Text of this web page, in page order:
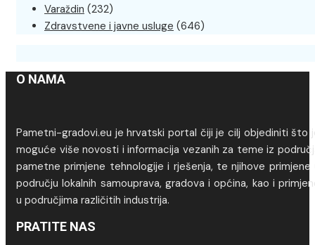
Varaždin (232)
Zdravstvene i javne usluge (646)
O NAMA
Pametni-gradovi.eu je hrvatski portal čiji je cilj objediniti što
moguće više novosti i informacija vezanih za teme iz
pametne primjene tehnologije i rješenja, te njihove primjene
području lokalnih samouprava, gradova i općina, kao i
u područjima različitih industrija.
PRATITE NAS